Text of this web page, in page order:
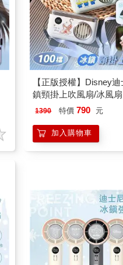
【正版授權】Disney
鎮頸掛上吹風扇/冰風扇
1390 特價 790 元
加入購物車